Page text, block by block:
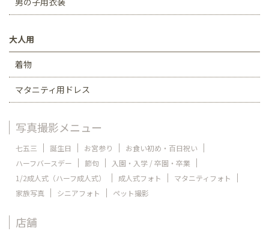
大人用
着物
マタニティ用ドレス
写真撮影メニュー
七五三 誕生日 お宮参り
お食い初め・百日祝い
ハーフバースデー
節句
入園・入学 / 卒園・卒業
1/2成人式（ハーフ成人式）
成人式フォト
マタニティフォト
家族写真
シニアフォト ペット撮影
店舗